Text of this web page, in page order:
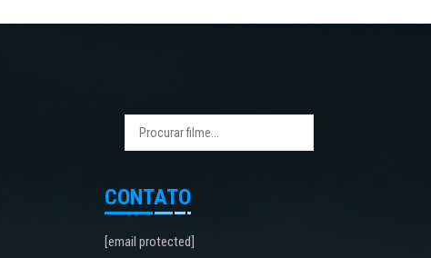
CONTATO
[email protected]